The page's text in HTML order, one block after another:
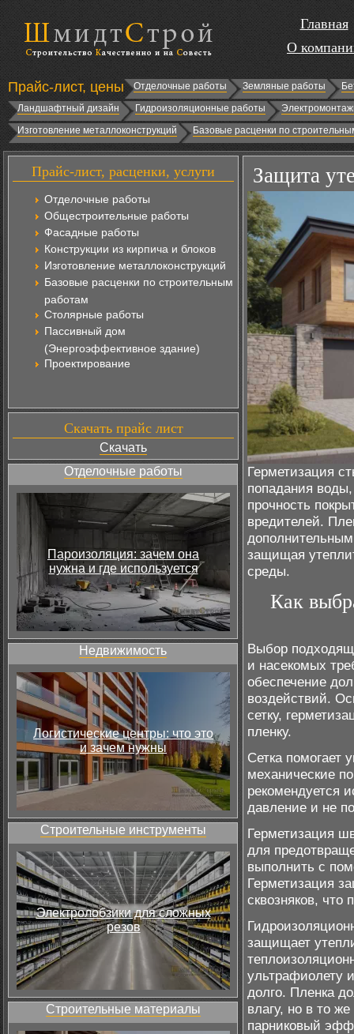
Главная
О
Прайс-лист, цены Отделочные работы Земляные работы
Ландшафтный дизайн
Гидроизоляционные работы
Изготовление металлоконструкций
Базовые расценки по
Прайс-лист, расценки, услуги
Отделочные работы
Общестроительные работы
Фасадные работы
Конструкции из кирпича и блоков
Изготовление металлоконструкций
Базовые расценки по строительным
работам
Столярные работы
Пассивный дом
(Энергоэффективное здание)
Проектирование
Скачать прайс лист
Скачать
Отделочные работы
Пароизоляция: зачем она
нужна и где используется
Недвижимость
Логистические центры: что это
и зачем нужны
Строительные инструменты
Электролобзики для сложных
резов
Строительные материалы
Защита
Герметизация
попадания
прочность
вредителей.
защищая
среды.
Как
Выбор
и насекомых
обеспечение
воздействий.
сетку,
пленку.
Сетка помогает
механические
рекомендуется
давление и не
Герметизация
для
выполнить с
Герметизация
сквозняков, что
защищает
ультрафиолету
долго. Пленка
влагу, но в то
парниковый